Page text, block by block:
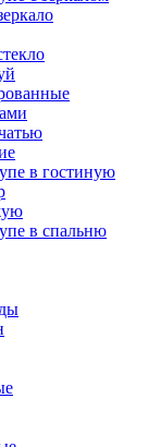
в гостиную
в спальню